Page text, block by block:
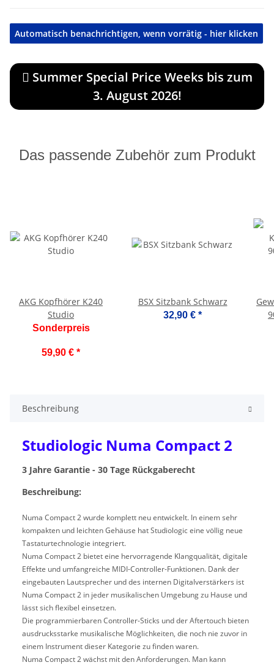
Automatisch benachrichtigen, wenn vorrätig - hier klicken
Summer Special Price Weeks bis zum
3. August 2026!
Das passende Zubehör zum Produkt
AKG Kopfhörer K240
Studio
Sonderpreis
59,90 € *
BSX Sitzbank Schwarz
32,90 € *
Beschreibung
Studiologic Numa Compact 2
3 Jahre Garantie - 30 Tage Rückgaberecht
Beschreibung:
Numa Compact 2 wurde komplett neu entwickelt. In einem sehr
kompakten und leichten Gehäuse hat Studiologic eine völlig neue
Tastaturtechnologie integriert.
Numa Compact 2 bietet eine hervorragende Klangqualität, digitale
Effekte und umfangreiche MIDI-Controller-Funktionen. Dank der
eingebauten Lautsprecher und des internen Digitalverstärkers ist
Numa Compact 2 in jeder musikalischen Umgebung zu Hause und
lässt sich flexibel einsetzen.
Die programmierbaren Controller-Sticks und der Aftertouch bieten
ausdrucksstarke musikalische Möglichkeiten, die noch nie zuvor in
einem Instrument dieser Kategorie zu finden waren.
Numa Compact 2 wächst mit den Anforderungen. Man kann